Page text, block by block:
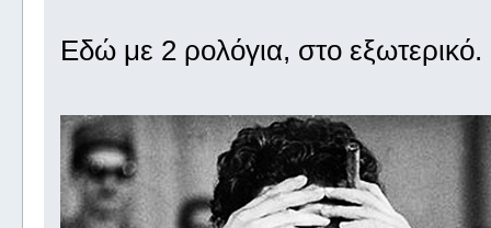
Εδώ με 2 ρολόγια, στο εξωτερικό.